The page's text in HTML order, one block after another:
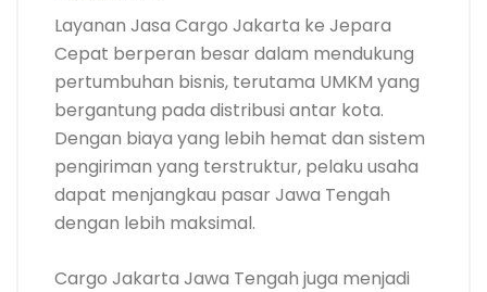
Layanan Jasa Cargo Jakarta ke Jepara
Cepat berperan besar dalam mendukung
pertumbuhan bisnis, terutama UMKM yang
bergantung pada distribusi antar kota.
Dengan biaya yang lebih hemat dan sistem
pengiriman yang terstruktur, pelaku usaha
dapat menjangkau pasar Jawa Tengah
dengan lebih maksimal.
Cargo Jakarta Jawa Tengah juga menjadi